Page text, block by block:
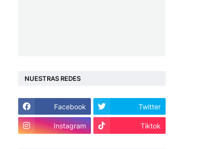
NUESTRAS REDES
Facebook Twitter
Instagram Tiktok